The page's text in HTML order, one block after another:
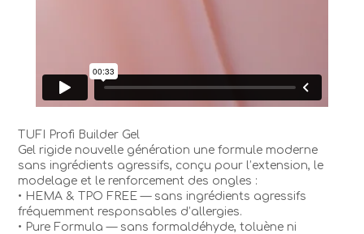
TUFI Profi Builder Gel
Gel rigide nouvelle génération une formule moderne
sans ingrédients agressifs, conçu pour l’extension, le
modelage et le renforcement des ongles :
• HEMA & TPO FREE — sans ingrédients agressifs
fréquemment responsables d’allergies.
• Pure Formula — sans formaldéhyde, toluène ni